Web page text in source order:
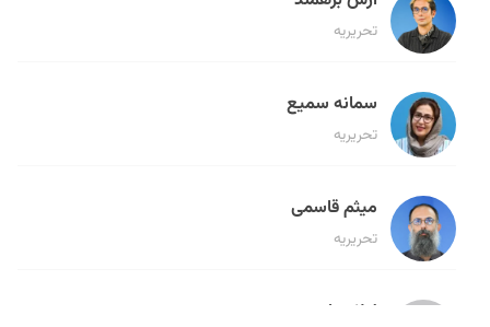
تحریریه
سمانه سمیع
تحریریه
میثم قاسمی
تحریریه
لیلا حنارود